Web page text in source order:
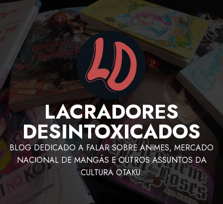
LACRADORES
DESINTOXICADOS
BLOG DEDICADO A FALAR SOBRE ANIMES, MERCADO
NACIONAL DE MANGÁS E OUTROS ASSUNTOS DA
CULTURA OTAKU.